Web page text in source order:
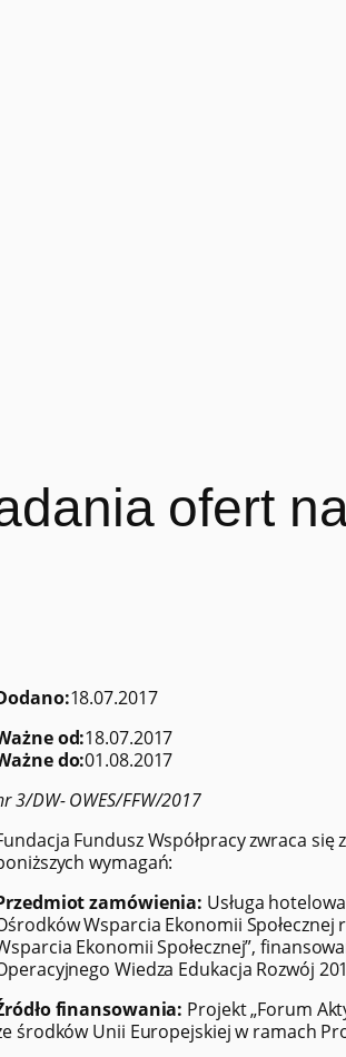
ofert
18.07.2017
od:18.07.2017
do:01.08.2017
3/DW- OWES/FFW/2017
Fundusz Współpracy zwraca
wymagań:
zamówienia: Usługa
Wsparcia Ekonomii
Ekonomii Społecznej”,
Wiedza Edukacja Rozwój
finansowania: Projekt „Forum
środków Unii Europejskiej w ramach